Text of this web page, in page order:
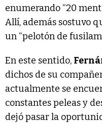
enumerando “20
Allí, además sostuvo
un “pelotón de
En este sentido,
dichos de su
actualmente se
constantes peleas y
dejó pasar la